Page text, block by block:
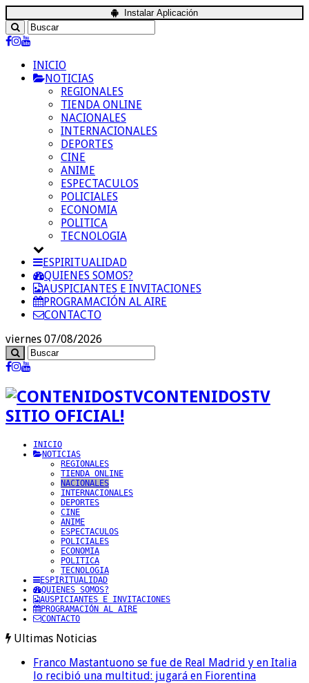
Instalar Aplicación
INICIO
NOTICIAS
REGIONALES
TIENDA ONLINE
NACIONALES
INTERNACIONALES
DEPORTES
CINE
ANIME
ESPECTACULOS
POLICIALES
ECONOMIA
POLITICA
TECNOLOGIA
ESPIRITUALIDAD
QUIENES SOMOS?
AUSPICIANTES E INVITACIONES
PROGRAMACIÓN AL AIRE
CONTACTO
viernes 07/08/2026
CONTENIDOSTV
SITIO OFICIAL!
INICIO
NOTICIAS
REGIONALES
TIENDA ONLINE
NACIONALES
INTERNACIONALES
DEPORTES
CINE
ANIME
ESPECTACULOS
POLICIALES
ECONOMIA
POLITICA
TECNOLOGIA
ESPIRITUALIDAD
QUIENES SOMOS?
AUSPICIANTES E INVITACIONES
PROGRAMACIÓN AL AIRE
CONTACTO
Ultimas Noticias
Franco Mastantuono se fue de Real Madrid y en Italia
lo recibió una multitud: jugará en Fiorentina